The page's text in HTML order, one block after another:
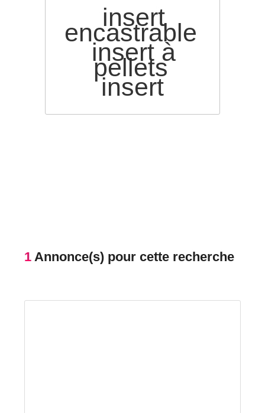
insert
encastrable
insert à
pellets
insert
1 Annonce(s) pour cette recherche